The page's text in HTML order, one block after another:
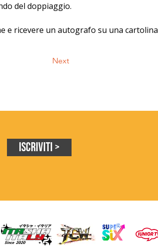
del doppiaggio.
e ricevere un autografo su una cartolina
Next
Iscriviti >